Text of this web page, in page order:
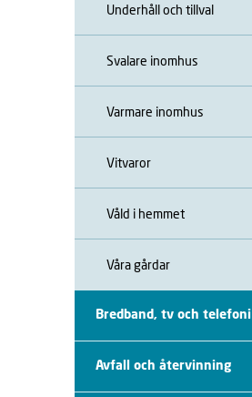
Underhåll och tillval
Svalare inomhus
Varmare inomhus
Vitvaror
Våld i hemmet
Våra gårdar
Bredband, tv och telefoni
Avfall och återvinning